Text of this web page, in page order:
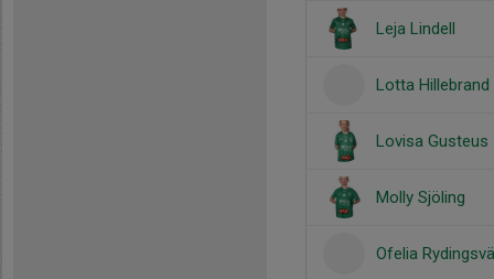
Leja Lindell
Lotta Hillebrand
Lovisa Gusteus
Molly Sjöling
Ofelia